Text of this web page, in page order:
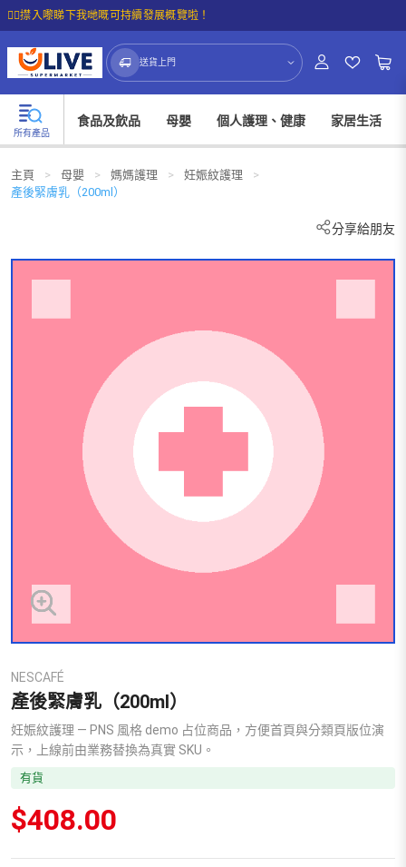
☝🏼㩒入嚟睇下我哋嘅可持續發展概覽啦！
送貨上門
所有產品
食品及飲品 母嬰 個人護理、健康 家居生活
主頁 > 母嬰 > 媽媽護理 > 妊娠紋護理
>
產後緊膚乳（200ml）
分享給朋友
NESCAFÉ
產後緊膚乳（200ml）
妊娠紋護理 — PNS 風格 demo 占位商品，方便首頁與分類頁版位演
示，上線前由業務替換為真實 SKU。
有貨
$408.00